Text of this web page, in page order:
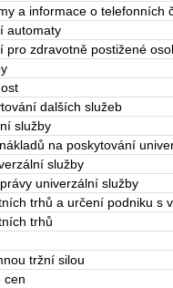
a informace o telefonních
automaty
pro zdravotně postižené
dalších služeb
služby
na poskytování
služby
univerzální služby
trhů a určení podniku s
trhů
tržní silou
cen